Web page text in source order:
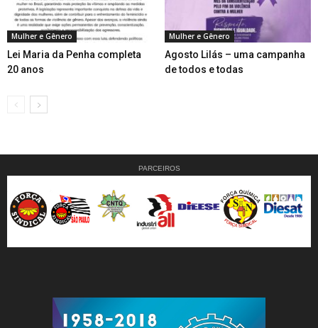
Mulher e Gênero
Lei Maria da Penha completa
20 anos
Mulher e Gênero
Agosto Lilás – uma campanha
de todos e todas
PARCEIROS